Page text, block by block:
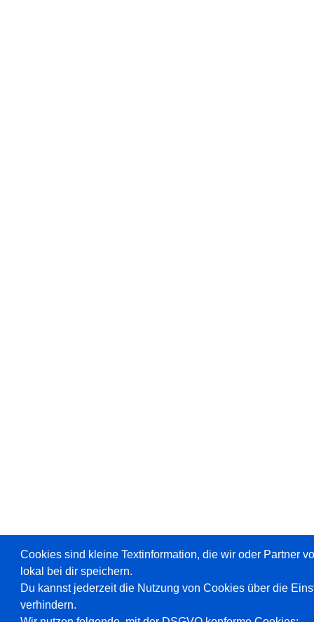
Cookies sind kleine Textinformation, die wir oder Partner
lokal bei dir speichern.
Du kannst jederzeit die Nutzung von Cookies über die
verhindern.